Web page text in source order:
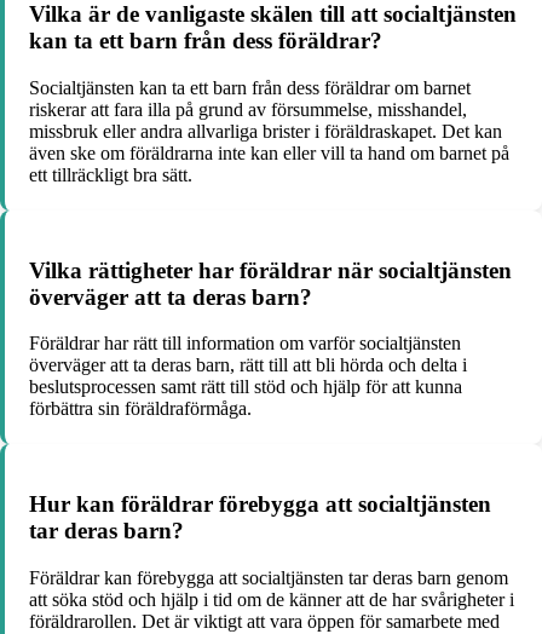
Vilka är de vanligaste skälen till att socialtjänsten
kan ta ett barn från dess föräldrar?
Socialtjänsten kan ta ett barn från dess föräldrar om barnet
riskerar att fara illa på grund av försummelse, misshandel,
missbruk eller andra allvarliga brister i föräldraskapet. Det kan
även ske om föräldrarna inte kan eller vill ta hand om barnet på
ett tillräckligt bra sätt.
Vilka rättigheter har föräldrar när socialtjänsten
överväger att ta deras barn?
Föräldrar har rätt till information om varför socialtjänsten
överväger att ta deras barn, rätt till att bli hörda och delta i
beslutsprocessen samt rätt till stöd och hjälp för att kunna
förbättra sin föräldraförmåga.
Hur kan föräldrar förebygga att socialtjänsten
tar deras barn?
Föräldrar kan förebygga att socialtjänsten tar deras barn genom
att söka stöd och hjälp i tid om de känner att de har svårigheter i
föräldrarollen. Det är viktigt att vara öppen för samarbete med